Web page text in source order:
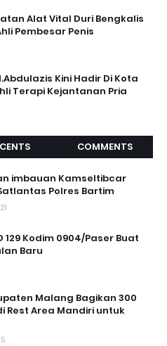
Alat Vital Duri Bengkalis
Pembesar Penis
Kini Hadir Di Kota
Terapi Kejantanan Pria
COMMENTS
imbauan Kamseltibcar
Polres Bartim
129 Kodim 0904/Paser Buat
Baru
Malang Bagikan 300
Rest Area Mandiri untuk